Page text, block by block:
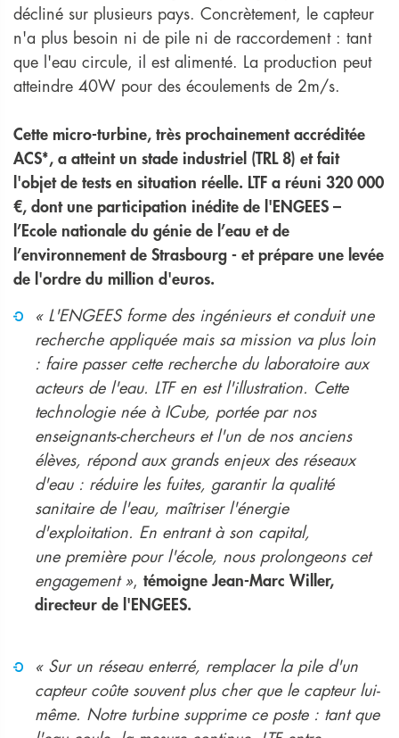
décliné sur plusieurs pays. Concrètement, le capteur
n'a plus besoin ni de pile ni de raccordement : tant
que l'eau circule, il est alimenté. La production peut
atteindre 40W pour des écoulements de 2m/s.
Cette micro-turbine, très prochainement accréditée
ACS*, a atteint un stade industriel (TRL 8) et fait
l'objet de tests en situation réelle. LTF a réuni 320 000
€, dont une participation inédite de l'ENGEES –
l’Ecole nationale du génie de l’eau et de
l’environnement de Strasbourg - et prépare une levée
de l'ordre du million d'euros.
« L'ENGEES forme des ingénieurs et conduit une
recherche appliquée mais sa mission va plus loin
: faire passer cette recherche du laboratoire aux
acteurs de l'eau. LTF en est l'illustration. Cette
technologie née à ICube, portée par nos
enseignants-chercheurs et l'un de nos anciens
élèves, répond aux grands enjeux des réseaux
d'eau : réduire les fuites, garantir la qualité
sanitaire de l'eau, maîtriser l'énergie
d'exploitation. En entrant à son capital,
une première pour l'école, nous prolongeons cet
engagement », témoigne Jean-Marc Willer,
directeur de l'ENGEES.
« Sur un réseau enterré, remplacer la pile d'un
capteur coûte souvent plus cher que le capteur lui-
même. Notre turbine supprime ce poste : tant que